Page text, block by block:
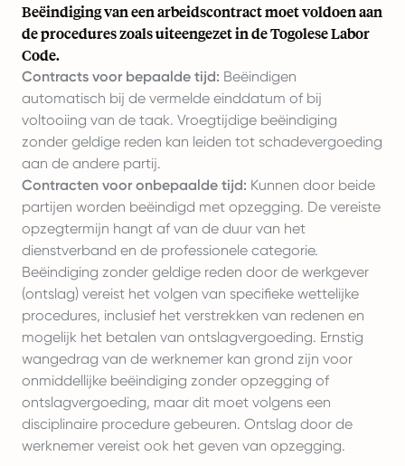
Beëindiging van een arbeidscontract moet voldoen aan
de procedures zoals uiteengezet in de Togolese Labor
Code.
Contracts voor bepaalde tijd: Beëindigen
automatisch bij de vermelde einddatum of bij
voltooiing van de taak. Vroegtijdige beëindiging
zonder geldige reden kan leiden tot schadevergoeding
aan de andere partij.
Contracten voor onbepaalde tijd: Kunnen door beide
partijen worden beëindigd met opzegging. De vereiste
opzegtermijn hangt af van de duur van het
dienstverband en de professionele categorie.
Beëindiging zonder geldige reden door de werkgever
(ontslag) vereist het volgen van specifieke wettelijke
procedures, inclusief het verstrekken van redenen en
mogelijk het betalen van ontslagvergoeding. Ernstig
wangedrag van de werknemer kan grond zijn voor
onmiddellijke beëindiging zonder opzegging of
ontslagvergoeding, maar dit moet volgens een
disciplinaire procedure gebeuren. Ontslag door de
werknemer vereist ook het geven van opzegging.